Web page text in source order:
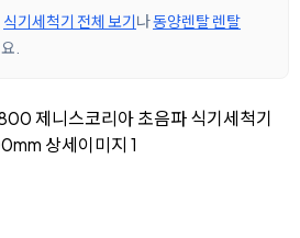
식기세척기 전체 보기나동양렌탈 렌탈
.